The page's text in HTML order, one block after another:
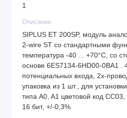
1
Описание
SIPLUS ET 200SP, модуль
2-wire ST со стандартными
температура -40 ... +70°C, со
основе 6ES7134-6HD00-0BA1 .
потенциальных входа, 2х-
упаковка из 1 шт., для
типа A0, A1 цветовой код CC03,
16 бит, +/-0,3%